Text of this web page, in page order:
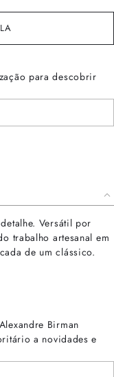
para descobrir
Versátil por
trabalho artesanal em
de um clássico.
Birman
a novidades e